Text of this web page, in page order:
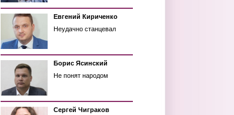
Евгений Кириченко
Неудачно станцевал
Борис Ясинский
Не понят народом
Сергей Чиграков